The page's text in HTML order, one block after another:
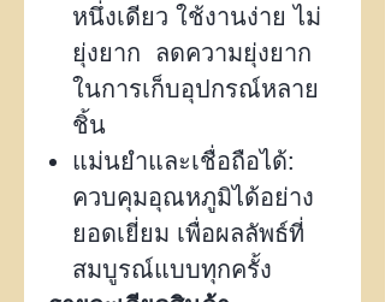
หนึ่งเดียว ใช้งานง่าย ไม่
ยุ่งยาก ลดความยุ่งยาก
ในการเก็บอุปกรณ์หลาย
ชิ้น
แม่นยำและเชื่อถือได้:
ควบคุมอุณหภูมิได้อย่าง
ยอดเยี่ยม เพื่อผลลัพธ์ที่
สมบูรณ์แบบทุกครั้ง